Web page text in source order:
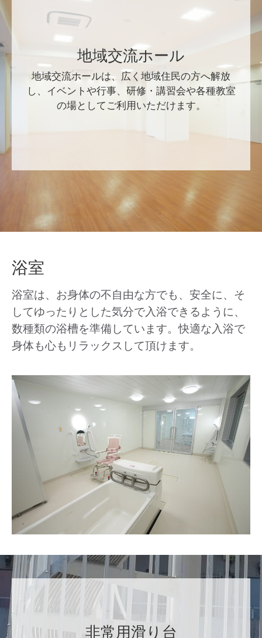
地域交流ホール
地域交流ホールは、広く地域住民の方へ解放
し、イベントや行事、研修・講習会や各種教室
の場としてご利用いただけます。
浴室
浴室は、お身体の不自由な方でも、安全に、そ
してゆったりとした気分で入浴できるように、
数種類の浴槽を準備しています。快適な入浴で
身体も心もリラックスして頂けます。
非常用滑り台